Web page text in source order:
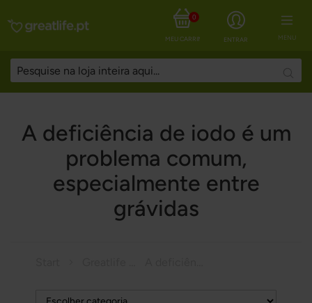
MENU
ENTRAR
MEU CARRINHO
0
A deficiência de iodo é um
problema comum,
especialmente entre
grávidas